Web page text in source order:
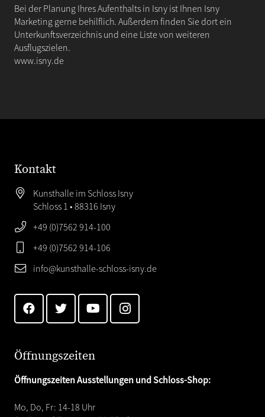
Bei der Planung Ihres Aufenthalts in Isny ist Ihnen Isny
Marketing gerne behilflich. Außerdem finden Sie dort ein
Unterkunftsverzeichnis und eine Liste von weiteren
Ausflugszielen.
www.isny.de
Kontakt
Kunsthalle im Schloss Isny
Schloss 1 • 88316 Isny
+49 (0)7562 914-100
+49 (0)7562 914-106
info@kunsthalle-schloss-isny.de
Öffnungszeiten
Öffnungszeiten Ausstellungen und Schloss-Shop:
Mo, Do, Fr: 14-18 Uhr